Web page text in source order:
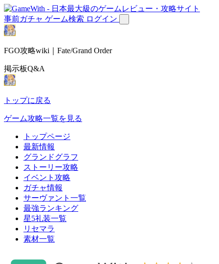
事前ガチャ ゲーム検索 ログイン
FGO攻略wiki｜Fate/Grand Order
掲示板Q&A
トップに戻る
ゲーム攻略一覧を見る
トップページ
最新情報
グランドグラフ
ストーリー攻略
イベント攻略
ガチャ情報
サーヴァント一覧
最強ランキング
星5礼装一覧
リセマラ
素材一覧